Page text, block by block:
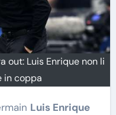
out: Luis Enrique non li
in coppa
Luis Enrique